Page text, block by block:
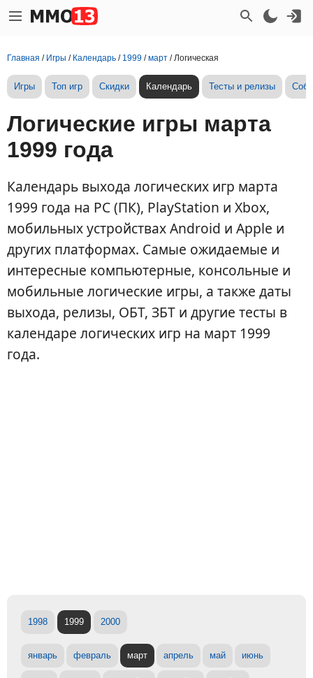
Главная / Игры / Календарь / 1999 /март /Логическая
Игры Топ игр Скидки Календарь Тесты и релизы
Логические игры марта
1999 года
Календарь выхода логических игр марта
1999 года на PC (ПК), PlayStation и Xbox,
мобильных устройствах Android и Apple и
других платформах. Самые ожидаемые и
интересные компьютерные, консольные и
мобильные логические игры, а также даты
выхода, релизы, ОБТ, ЗБТ и другие тесты в
календаре логических игр на март 1999
года.
1998 1999 2000
январь февраль март апрель май июнь